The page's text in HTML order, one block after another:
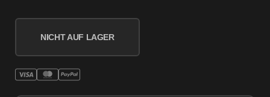
NICHT AUF LAGER